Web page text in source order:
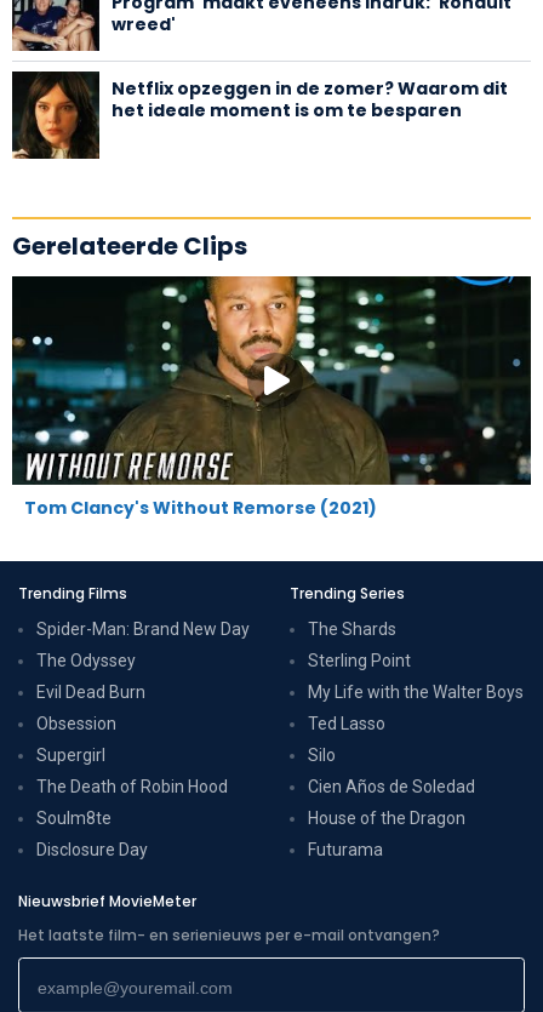
wreed'
Netflix opzeggen in de zomer? Waarom dit
het ideale moment is om te besparen
Gerelateerde Clips
Tom Clancy's Without Remorse (2021)
Trending Films
Spider-Man: Brand New Day
The Odyssey
Evil Dead Burn
Obsession
Supergirl
The Death of Robin Hood
Soulm8te
Disclosure Day
Trending Series
The Shards
Sterling Point
My Life with the Walter Boys
Ted Lasso
Silo
Cien Años de Soledad
House of the Dragon
Futurama
Nieuwsbrief MovieMeter
Het laatste film- en serienieuws per e-mail ontvangen?